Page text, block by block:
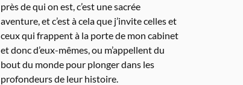
près de qui on est, c’est une sacrée
aventure, et c’est à cela que j’invite celles et
ceux qui frappent à la porte de mon cabinet
et donc d’eux-mêmes, ou m’appellent du
bout du monde pour plonger dans les
profondeurs de leur histoire.